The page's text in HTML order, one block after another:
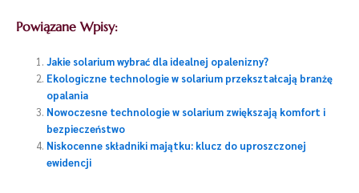
Powiązane Wpisy:
Jakie solarium wybrać dla idealnej opalenizny?
Ekologiczne technologie w solarium przekształcają branżę
opalania
Nowoczesne technologie w solarium zwiększają komfort i
bezpieczeństwo
Niskocenne składniki majątku: klucz do uproszczonej
ewidencji